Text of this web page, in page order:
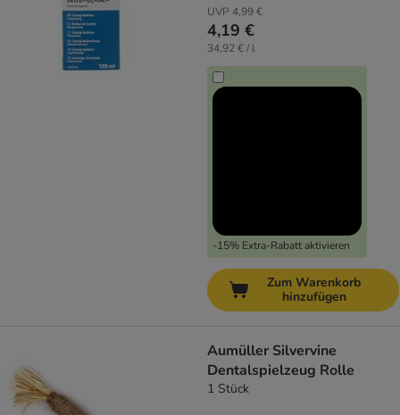
UVP 4,99 €
4,19 €
34,92 € / l
-15% Extra-Rabatt aktivieren
Zum Warenkorb
hinzufügen
Aumüller Silvervine
Dentalspielzeug Rolle
1 Stück